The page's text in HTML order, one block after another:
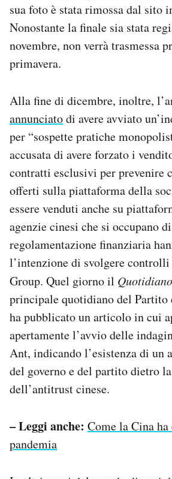
sua foto è stata rimossa dal sito
Nonostante la finale sia stata
novembre, non verrà trasmessa
primavera.
Alla fine di dicembre, inoltre,
annunciatodi avere avviato
per “sospette pratiche
accusata di avere forzato i
contratti esclusivi per prevenire
offerti sulla piattaforma della
essere venduti anche su
agenzie cinesi che si occupano di
regolamentazione finanziaria
l’intenzione di svolgere controlli
Group. Quel giorno il
principale quotidiano del Partito
ha pubblicato un articolo in cui
apertamente l’avvio delle
Ant, indicando l’esistenza di un
del governo e del partito dietro
dell’antitrust cinese.
– Leggi anche: Come la Cina
pandemia